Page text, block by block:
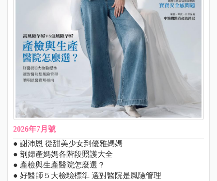
2026年7月號
● 謝沛恩 從甜美少女到優雅媽媽
● 剖婦產媽媽各階段照護大全
● 產檢與生產醫院怎麼選？
● 好醫師５大檢驗標準 選對醫院是風險管理